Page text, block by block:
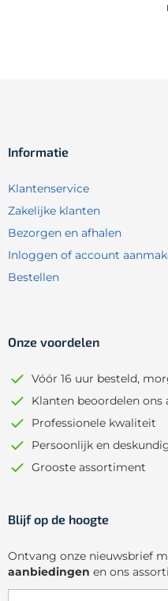
Informatie
Klantenservice
Zakelijke klanten
Bezorgen en afhalen
Inloggen of account
Bestellen
Onze voordelen
Vóór 16 uur besteld,
Klanten beoordelen ons
Professionele kwaliteit
Persoonlijk en
Grooste assortiment
Blijf op de hoogte
Ontvang onze nieuwsbrief
aanbiedingen en ons